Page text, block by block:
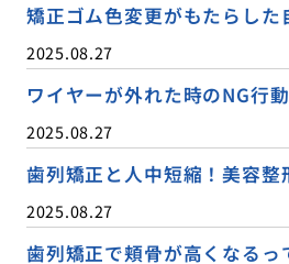
矯正ゴム色変更がもたらした
2025.08.27
ワイヤーが外れた時のNG行
2025.08.27
歯列矯正と人中短縮！美容整
2025.08.27
歯列矯正で頬骨が高くなるっ